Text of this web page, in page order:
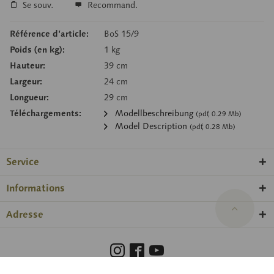
Se souv. Recommand.
Référence d’article:
BoS 15/9
Poids (en kg):
1 kg
Hauteur:
39 cm
Largeur:
24 cm
Longueur:
29 cm
Téléchargements:
Modellbeschreibung (pdf, 0.29 Mb)
Model Description (pdf, 0.28 Mb)
Service
Informations
Adresse